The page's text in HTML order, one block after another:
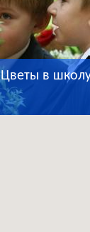
Цветы в